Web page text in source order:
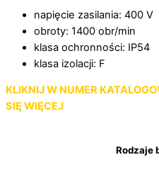
napięcie zasilania: 400 V
obroty: 1400 obr/min
klasa ochronności: IP54
klasa izolacji: F
KLIKNIJ W NUMER
SIĘ WIĘCEJ
Rodzaje